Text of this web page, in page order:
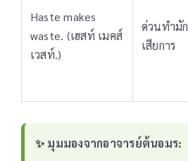
Haste makes
waste. (เฮสท์ เมคส์
เวสท์.)
ด่วนทำมัก
เสียการ
✨ มุมมองจากอาจารย์ต้นอมร: